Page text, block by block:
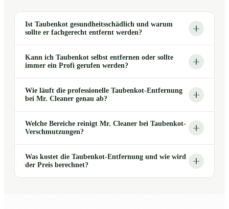
Ist Taubenkot gesundheitsschädlich und warum
sollte er fachgerecht entfernt werden?
Kann ich Taubenkot selbst entfernen oder sollte
immer ein Profi gerufen werden?
Wie läuft die professionelle Taubenkot-Entfernung
bei Mr. Cleaner genau ab?
Welche Bereiche reinigt Mr. Cleaner bei Taubenkot-
Verschmutzungen?
Was kostet die Taubenkot-Entfernung und wie wird
der Preis berechnet?